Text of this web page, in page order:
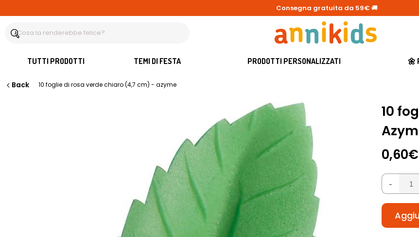
Consegna gratuita da 59€ 🚚
TUTTI PRODOTTI TEMI DI FESTA PRODOTTI PERSONALIZZATI 🌼
Back 10 foglie di rosa verde chiaro (4,7 cm) - azyme
10
0,60€
-